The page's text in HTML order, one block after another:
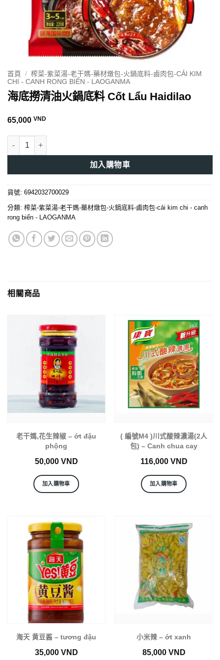
首頁 / 榨菜-紫菜湯-老干媽-藥材燉包-火鍋底料-鹵肉包-CẢI KIM
CHI - CANH RONG BIỂN - LAOGANMA
海底撈清油火鍋底料 Cốt Lẩu Haidilao
65,000 VND
海底撈清油火鍋底料 Cốt Lẩu Haidilao 數量
加入購物車
貨號: 6942032700029
分類: 榨菜-紫菜湯-老干媽-藥材燉包-火鍋底料-鹵肉包-cải kim chi - canh
rong biển - LAOGANMA
相關商品
老干媽,花生辣椒 – ớt đậu
phộng
50,000 VND
加入購物車
( 編號M4 )川式酸辣濃湯(2人
包) – Canh chua cay
116,000 VND
加入購物車
海天 黄豆酱 – tương đậu
35,000 VND
小米辣 – ớt xanh
85,000 VND